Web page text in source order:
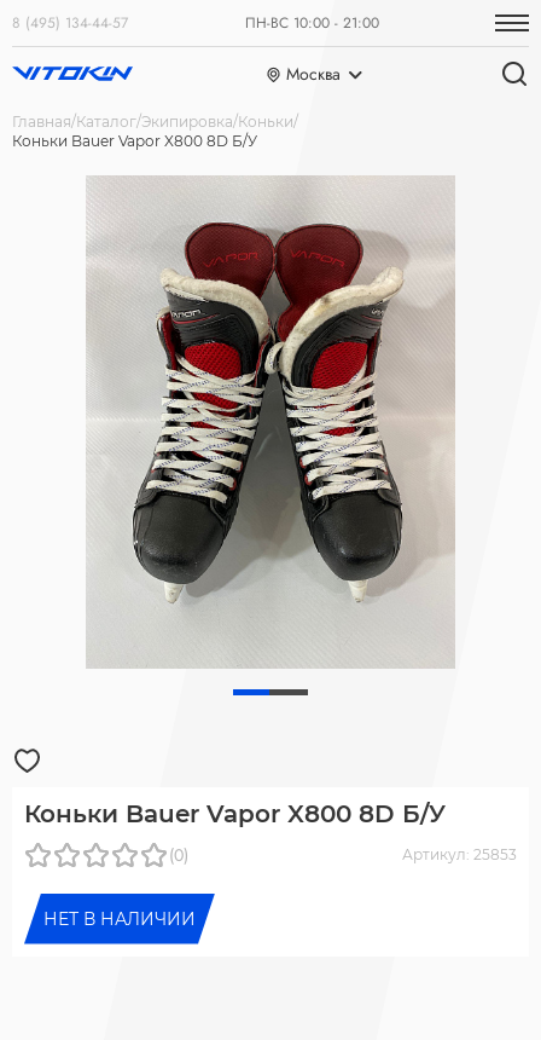
8 (495) 134-44-57 ПН-ВС 10:00 - 21:00
Москва
Главная Каталог Экипировка Коньки
Коньки Bauer Vapor X800 8D Б/У
Коньки Bauer Vapor X800 8D Б/У
(0) Артикул: 25853
НЕТ В НАЛИЧИИ